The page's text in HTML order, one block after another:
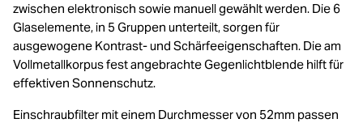
zwischen elektronisch sowie manuell gewählt werden. Die 6
Glaselemente, in 5 Gruppen unterteilt, sorgen für
ausgewogene Kontrast- und Schärfeeigenschaften. Die am
Vollmetallkorpus fest angebrachte Gegenlichtblende hilft für
effektiven Sonnenschutz.
Einschraubfilter mit einem Durchmesser von 52mm passen